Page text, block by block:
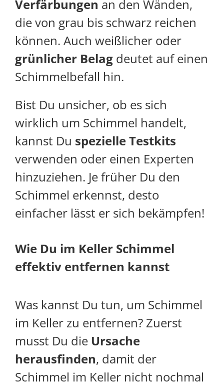
Verfärbungen an den Wänden,
die von grau bis schwarz reichen
können. Auch weißlicher oder
grünlicher Belag deutet auf einen
Schimmelbefall hin.
Bist Du unsicher, ob es sich
wirklich um Schimmel handelt,
kannst Du spezielle Testkits
verwenden oder einen Experten
hinzuziehen. Je früher Du den
Schimmel erkennst, desto
einfacher lässt er sich bekämpfen!
Wie Du im Keller Schimmel
effektiv entfernen kannst
Was kannst Du tun, um Schimmel
im Keller zu entfernen? Zuerst
musst Du die Ursache
herausfinden, damit der
Schimmel im Keller nicht nochmal